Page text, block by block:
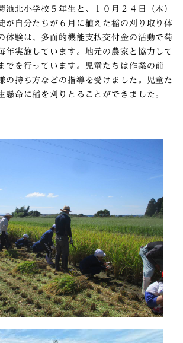
池北小学校５年生と、１０月２４日（木）
が自分たちが６月に植えた稲の刈り取り体
体験は、多面的機能支払交付金の活動で菊
年実施しています。地元の農家と協力して
でを行っています。児童たちは作業の前
の持ち方などの指導を受けました。児童た
懸命に稲を刈りとることができました。